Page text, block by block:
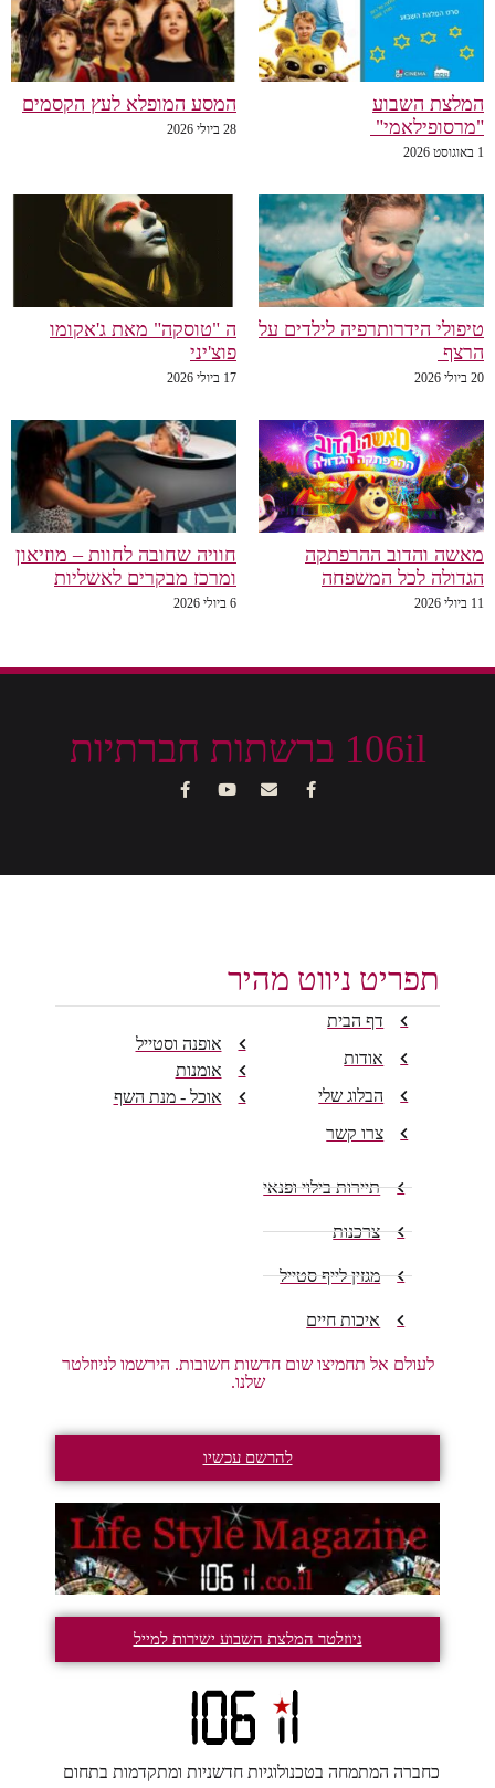
השבוע
המסע המופלא לעץ הקסמים
הידרותרפיה לילדים על
ה "טוסקה" מאת ג'אקומו
ההרפתקה
לכל המשפחה
חוויה שחובה לחוות – מוזיאון
ומרכז מבקרים לאשליות
106il ברשתות חברתיות
ניווט מהיר
דף הבית
אודות
הבלוג שלי
צרו קשר
אופנה וסטייל
אומנות
אוכל - מנת השף
תיירות בילוי ופנאי
צרכנות
מגזין לייף סטייל
איכות חיים
אל תחמיצו שום חדשות חשובות. הירשמו לניוזלטר
להרשם עכשיו
ניוזלטר המלצת השבוע ישירות למייל
המתמחה בטכנולוגיות חדשניות ומתקדמות בתחום